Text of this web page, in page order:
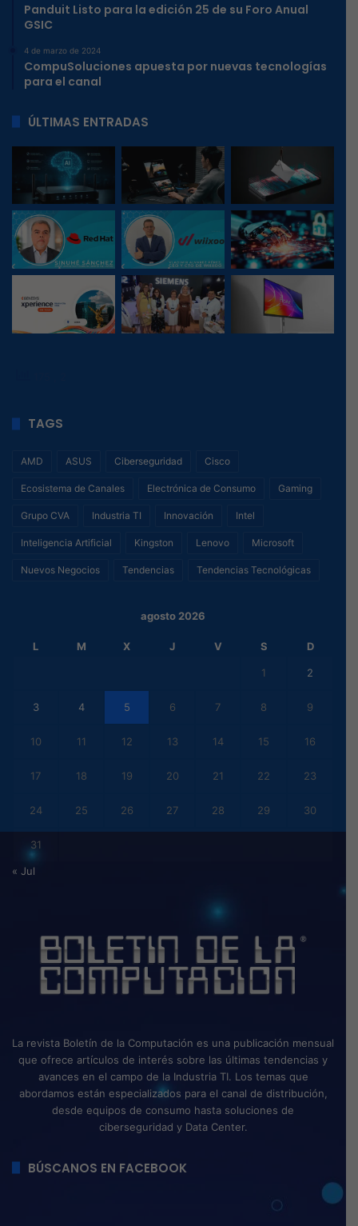
Panduit Listo para la edición 25 de su Foro Anual
GSIC
4 de marzo de 2024
CompuSoluciones apuesta por nuevas tecnologías
para el canal
ÚLTIMAS ENTRADAS
TAGS
AMD ASUS Ciberseguridad Cisco
Ecosistema de Canales Electrónica de Consumo Gaming
Grupo CVA Industria TI Innovación Intel
Inteligencia Artificial Kingston Lenovo Microsoft
Nuevos Negocios Tendencias Tendencias Tecnológicas
agosto 2026
L M X J V S D
1 2
3 4 5 6 7 8 9
10 11 12 13 14 15 16
17 18 19 20 21 22 23
24 25 26 27 28 29 30
31
« Jul
La revista Boletín de la Computación es una publicación mensual
que ofrece artículos de interés sobre las últimas tendencias y
avances en el campo de la Industria TI. Los temas que
abordamos están especializados para el canal de distribución,
desde equipos de consumo hasta soluciones de
ciberseguridad y Data Center.
BÚSCANOS EN FACEBOOK